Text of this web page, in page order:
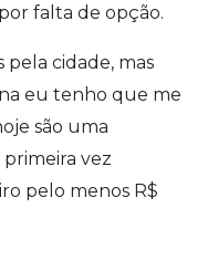
falta de opção.
cidade, mas
eu tenho que me
são uma
vez
pelo menos R$